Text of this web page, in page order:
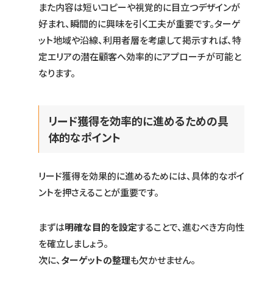
また内容は短いコピーや視覚的に目立つデザインが
好まれ、瞬間的に興味を引く工夫が重要です。ターゲ
ット地域や沿線、利用者層を考慮して掲示すれば、特
定エリアの潜在顧客へ効率的にアプローチが可能と
なります。
リード獲得を効率的に進めるための具
体的なポイント
リード獲得を効果的に進めるためには、具体的なポイ
ントを押さえることが重要です。
まずは明確な目的を設定することで、進むべき方向性
を確立しましょう。
次に、ターゲットの整理も欠かせません。